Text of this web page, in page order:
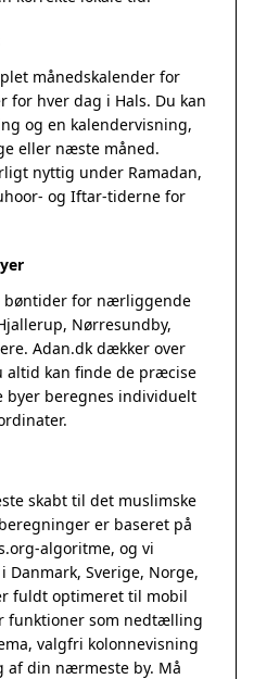
månedskalender for
for hver dag i Hals. Du kan
og en kalendervisning,
eller næste måned.
nyttig under Ramadan,
og Iftar-tiderne for
bøntider for nærliggende
Nørresundby,
Adan.dk dækker over
altid kan finde de præcise
byer beregnes individuelt
skabt til det muslimske
er baseret på
-algoritme, og vi
Sverige, Norge,
fuldt optimeret til mobil
funktioner som nedtælling
valgfri kolonnevisning
af din nærmeste by. Må